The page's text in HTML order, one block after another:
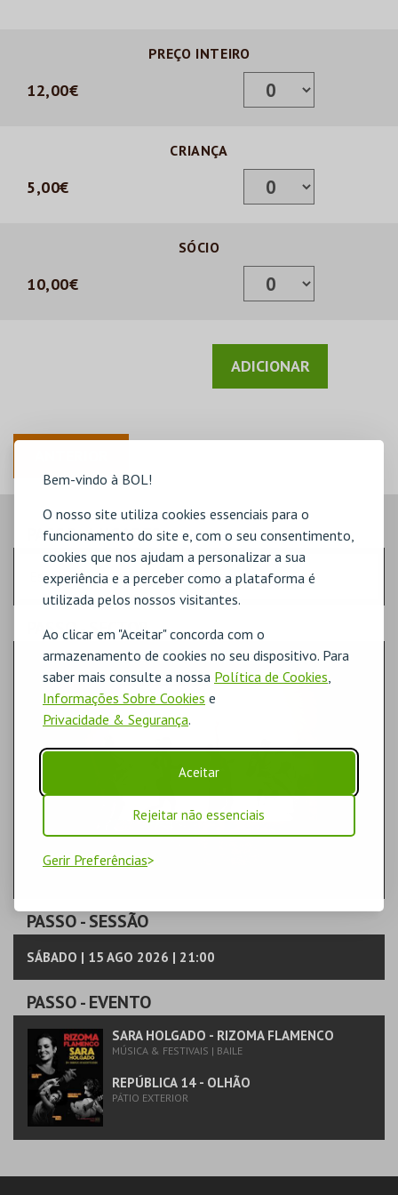
Bem-vindo à BOL!
O nosso site utiliza cookies essenciais para o
funcionamento do site e, com o seu consentimento,
cookies que nos ajudam a personalizar a sua
experiência e a perceber como a plataforma é
utilizada pelos nossos visitantes.
Ao clicar em "Aceitar" concorda com o
armazenamento de cookies no seu dispositivo. Para
saber mais consulte a nossa Política de Cookies
Informações Sobre Cookies e
Privacidade & Segurança.
Aceitar
Rejeitar não essenciais
Gerir Preferências
PREÇO INTEIRO
12,00€
CRIANÇA
5,00€
SÓCIO
10,00€
PASSO- LUGARES
Escolha a quantidade de bilhetes que pretende
PASSO- SECTOR
ENTRADA
PASSO- SESSÃO
SÁBADO | 15 AGO 2026 | 21:00
PASSO- EVENTO
SARA HOLGADO - RIZOMA FLAMENCO
MÚSICA & FESTIVAIS | BAILE
REPÚBLICA 14 - OLHÃO
PÁTIO EXTERIOR